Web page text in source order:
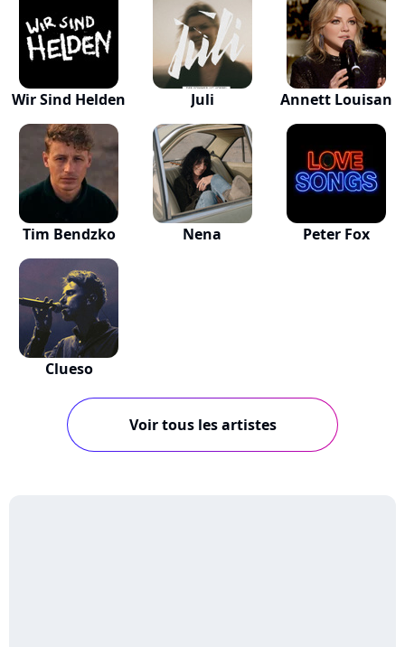
Wir Sind Helden Juli Annett Louisan
Tim Bendzko Nena Peter Fox
Clueso
Voir tous les artistes